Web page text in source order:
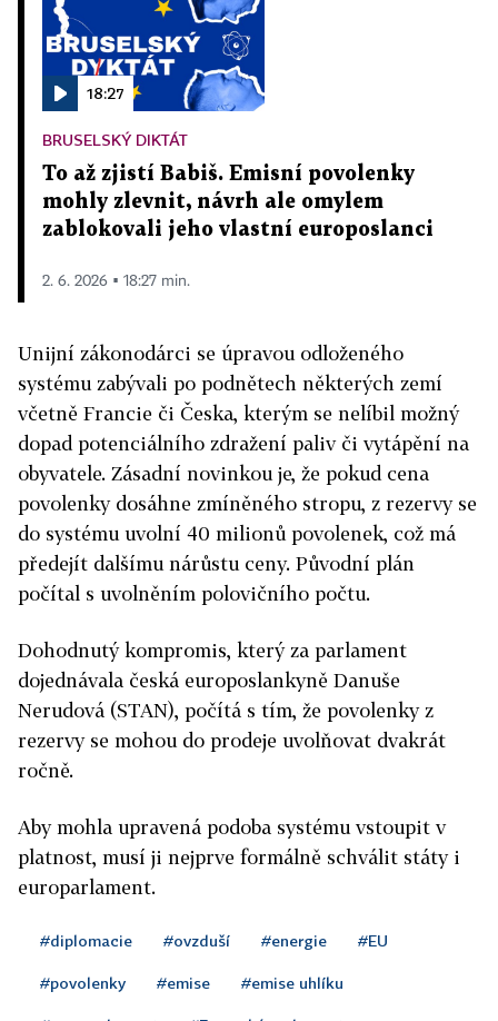
18:27
BRUSELSKÝ DIKTÁT
To až zjistí Babiš. Emisní povolenky
mohly zlevnit, návrh ale omylem
zablokovali jeho vlastní europoslanci
2. 6. 2026 ▪ 18:27 min.
Unijní zákonodárci se úpravou odloženého
systému zabývali po podnětech některých zemí
včetně Francie či Česka, kterým se nelíbil možný
dopad potenciálního zdražení paliv či vytápění na
obyvatele. Zásadní novinkou je, že pokud cena
povolenky dosáhne zmíněného stropu, z rezervy se
do systému uvolní 40 milionů povolenek, což má
předejít dalšímu nárůstu ceny. Původní plán
počítal s uvolněním polovičního počtu.
Dohodnutý kompromis, který za parlament
dojednávala česká europoslankyně Danuše
Nerudová (STAN), počítá s tím, že povolenky z
rezervy se mohou do prodeje uvolňovat dvakrát
ročně.
Aby mohla upravená podoba systému vstoupit v
platnost, musí ji nejprve formálně schválit státy i
europarlament.
#diplomacie #ovzduší #energie #EU
#povolenky #emise #emise uhlíku